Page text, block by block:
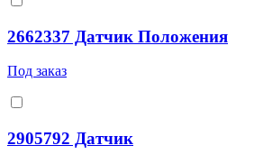
2662337 Датчик Положения
Под заказ
2905792 Датчик